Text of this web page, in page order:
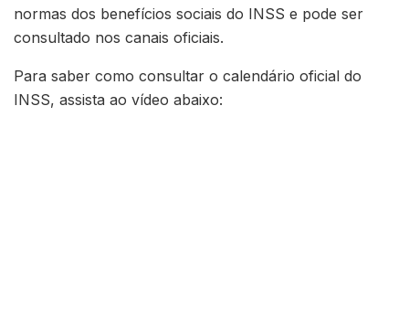
normas dos benefícios sociais do INSS e pode ser
consultado nos canais oficiais.
Para saber como consultar o calendário oficial do
INSS, assista ao vídeo abaixo: